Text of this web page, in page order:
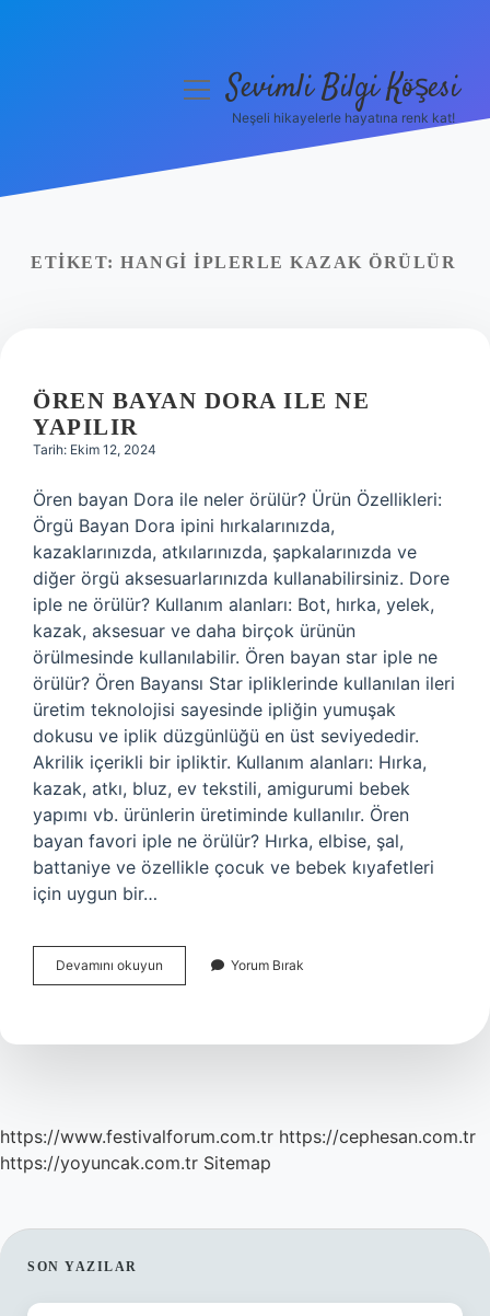
Yasal Uyarı
menüyüSevimli Bilgi Köşesi
Neşeli hikayelerle hayatına renk kat!
ETIKET: HANGI IPLERLE KAZAK ÖRÜLÜR
ÖREN BAYAN DORA ILE NE
YAPILIR
Tarih: Ekim 12, 2024
Ören bayan Dora ile neler örülür? Ürün Özellikleri:
Örgü Bayan Dora ipini hırkalarınızda,
kazaklarınızda, atkılarınızda, şapkalarınızda ve
diğer örgü aksesuarlarınızda kullanabilirsiniz. Dore
iple ne örülür? Kullanım alanları: Bot, hırka, yelek,
kazak, aksesuar ve daha birçok ürünün
örülmesinde kullanılabilir. Ören bayan star iple ne
örülür? Ören Bayansı Star ipliklerinde kullanılan ileri
üretim teknolojisi sayesinde ipliğin yumuşak
dokusu ve iplik düzgünlüğü en üst seviyededir.
Akrilik içerikli bir ipliktir. Kullanım alanları: Hırka,
kazak, atkı, bluz, ev tekstili, amigurumi bebek
yapımı vb. ürünlerin üretiminde kullanılır. Ören
bayan favori iple ne örülür? Hırka, elbise, şal,
battaniye ve özellikle çocuk ve bebek kıyafetleri
için uygun bir…
Devamını okuyun
Bayan
Ne
Yorum Bırak
https://www.festivalforum.com.tr https://cephesan.com.tr
https://yoyuncak.com.tr Sitemap
SIDEBAR
SON YAZILAR